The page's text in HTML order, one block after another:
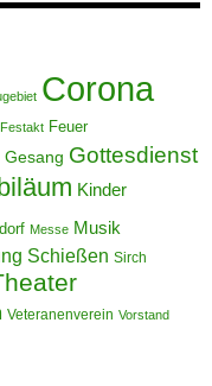
Corona
Festakt Feuer
Gesang Gottesdienst
Kinder
Messe Musik
Schießen Sirch
Veteranenverein Vorstand